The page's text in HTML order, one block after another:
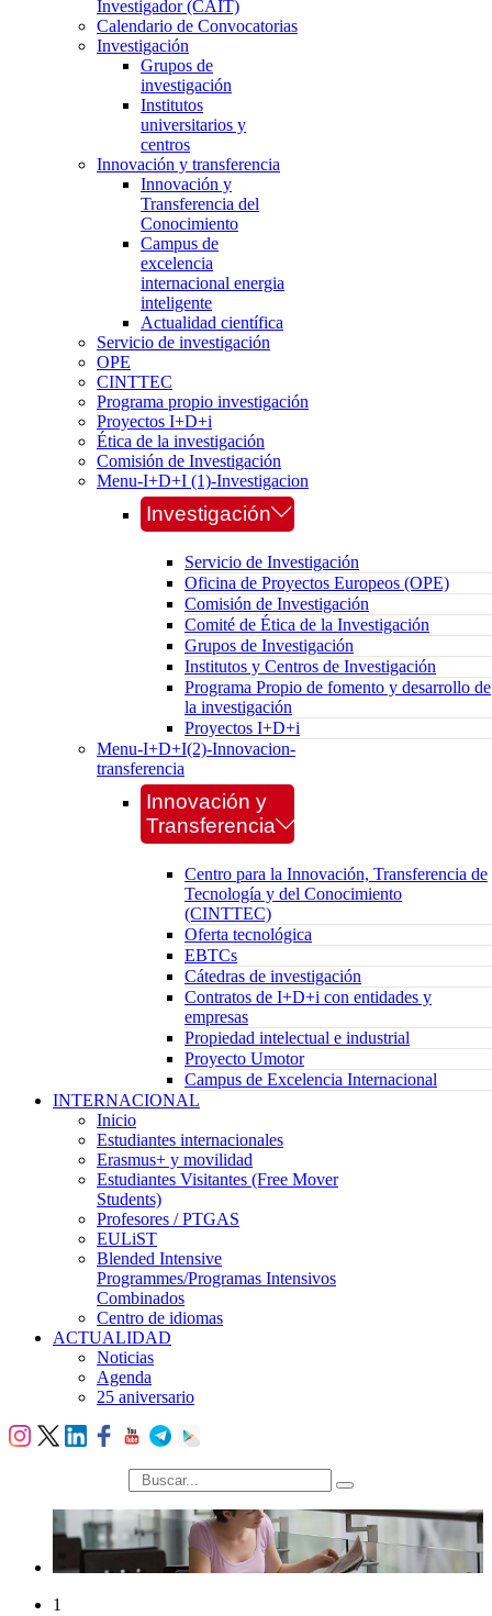
Investigador (CAIT)
Calendario de Convocatorias
Investigación
Grupos de
investigación
Institutos
universitarios y
centros
Innovación y transferencia
Innovación y
Transferencia del
Conocimiento
Campus de
excelencia
internacional energia
inteligente
Actualidad científica
Servicio de investigación
OPE
CINTTEC
Programa propio investigación
Proyectos I+D+i
Ética de la investigación
Comisión de Investigación
Menu-I+D+I (1)-Investigacion
Investigación
Servicio de Investigación
Oficina de Proyectos Europeos (OPE)
Comisión de Investigación
Comité de Ética de la Investigación
Grupos de Investigación
Institutos y Centros de Investigación
Programa Propio de fomento y desarrollo de
la investigación
Proyectos I+D+i
Menu-I+D+I(2)-Innovacion-
transferencia
Innovación y
Transferencia
Centro para la Innovación, Transferencia de
Tecnología y del Conocimiento
(CINTTEC)
Oferta tecnológica
EBTCs
Cátedras de investigación
Contratos de I+D+i con entidades y
empresas
Propiedad intelectual e industrial
Proyecto Umotor
Campus de Excelencia Internacional
INTERNACIONAL
Inicio
Estudiantes internacionales
Erasmus+ y movilidad
Estudiantes Visitantes (Free Mover
Students)
Profesores / PTGAS
EULiST
Blended Intensive
Programmes/Programas Intensivos
Combinados
Centro de idiomas
ACTUALIDAD
Noticias
Agenda
25 aniversario
búsqueda
1